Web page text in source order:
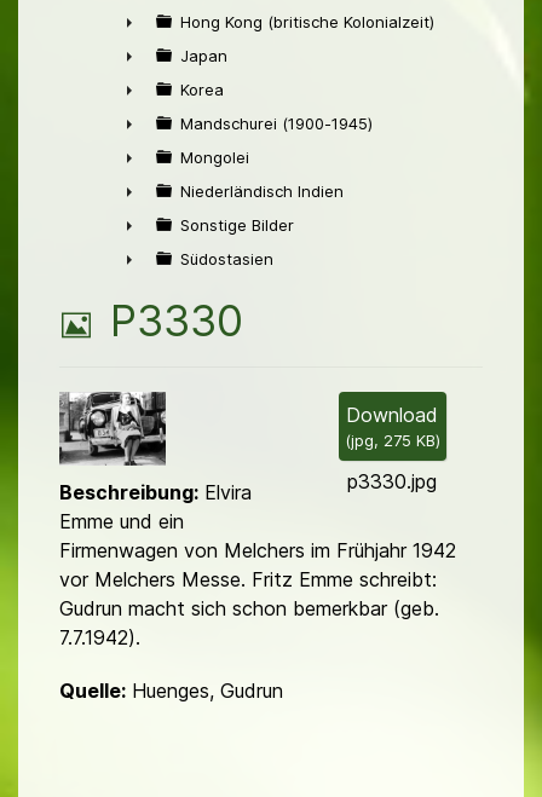
►
►
Hong Kong (britische Kolonialzeit)
►
Japan
►
Korea
►
Mandschurei (1900-1945)
►
Mongolei
►
Niederländisch Indien
►
Sonstige Bilder
Südostasien
B
l
d
P3330
Download
(jpg, 275 KB)
p3330.jpg
Beschreibung: Elvira
Emme und ein
Firmenwagen von Melchers im Frühjahr 1942
vor Melchers Messe. Fritz Emme schreibt:
Gudrun macht sich schon bemerkbar (geb.
7.7.1942).
Quelle: Huenges, Gudrun